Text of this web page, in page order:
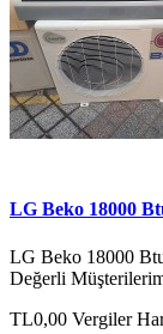
LG Beko 18000
LG Beko 18000
Değerli
TL0,00 Vergiler